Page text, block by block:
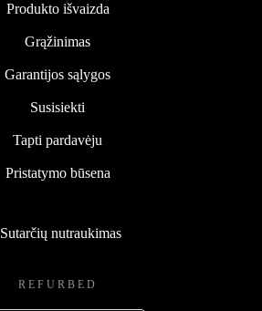
Produkto išvaizda
Grąžinimas
Garantijos sąlygos
Susisiekti
Tapti pardavėju
Pristatymo būsena
Sutarčių nutraukimas
REFURBED